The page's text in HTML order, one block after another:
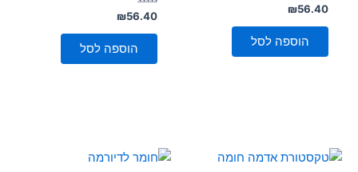
דורג
0
מתוך
₪56.40
הוספה לסל
דורג
0
מתוך
₪56.40
הוספה לסל